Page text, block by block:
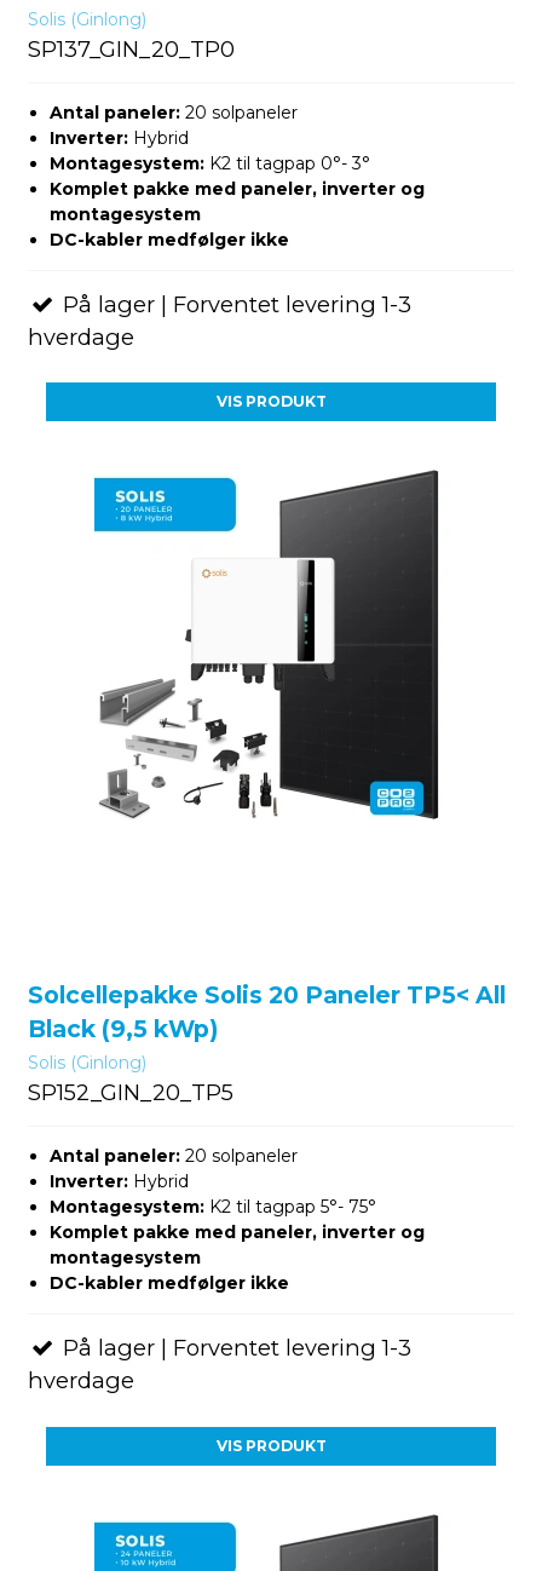
Solis (Ginlong)
SP137_GIN_20_TP0
Antal paneler:20 solpaneler
Inverter:Hybrid
Montagesystem:K2 til tagpap 0°- 3°
Komplet pakke med paneler, inverter og
montagesystem
DC-kabler medfølger ikke
På lager | Forventet levering 1-3
hverdage
VIS PRODUKT
Solcellepakke Solis 20 Paneler TP5< All
Black (9,5 kWp)
Solis (Ginlong)
SP152_GIN_20_TP5
Antal paneler:20 solpaneler
Inverter:Hybrid
Montagesystem:K2 til tagpap 5°- 75°
Komplet pakke med paneler, inverter og
montagesystem
DC-kabler medfølger ikke
På lager | Forventet levering 1-3
hverdage
VIS PRODUKT